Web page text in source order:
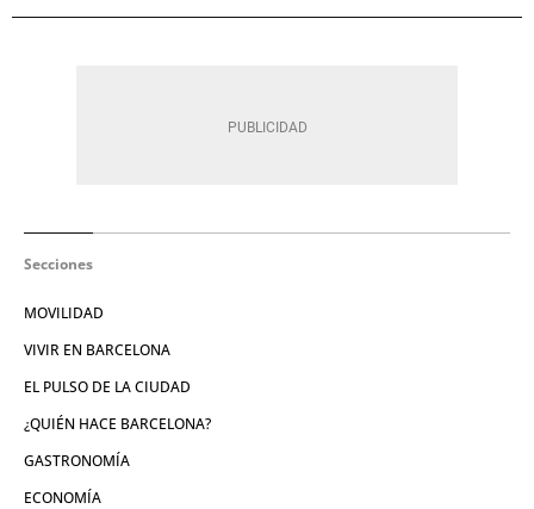
Secciones
MOVILIDAD
VIVIR EN BARCELONA
EL PULSO DE LA CIUDAD
¿QUIÉN HACE BARCELONA?
GASTRONOMÍA
ECONOMÍA